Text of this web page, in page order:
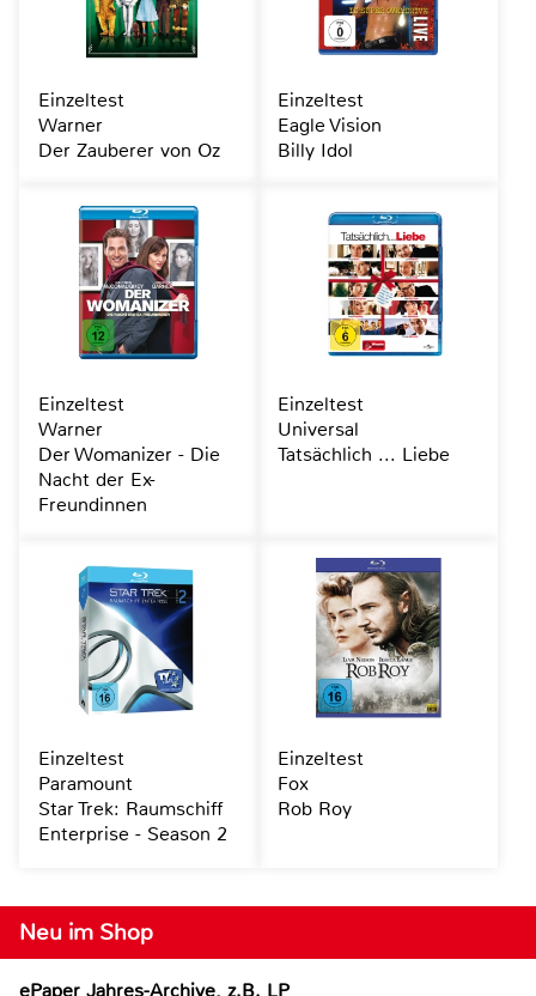
Neu im Shop
ePaper Jahres-Archive, z.B. LP
Einzeltest
Warner
Der Zauberer von Oz
Einzeltest
Eagle Vision
Billy Idol
Einzeltest
Warner
Der Womanizer - Die
Nacht der Ex-
Freundinnen
Einzeltest
Universal
Tatsächlich ... Liebe
Einzeltest
Paramount
Star Trek: Raumschiff
Enterprise - Season 2
Einzeltest
Fox
Rob Roy